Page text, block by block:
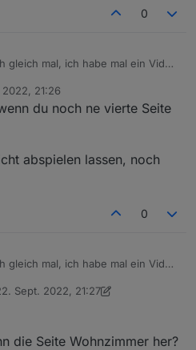
Vlt. könnte er mal auf
0
gleich mal, ich habe mal ein Video
Videodateien hochladen...
und das Script selber alles
21:26
du noch ne vierte Seite
abspielen lassen, noch
0
gleich mal, ich habe mal ein Video
Videodateien hochladen...
mal ausprobiert
Sept. 2022, 21:27
von Kuckuckmann
die Seite Wohnzimmer her?